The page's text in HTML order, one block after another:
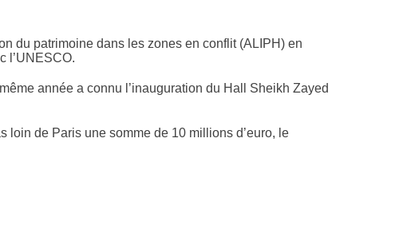
du patrimoine dans les zones en conflit (ALIPH) en
l’UNESCO.
année a connu l’inauguration du Hall Sheikh Zayed
de Paris une somme de 10 millions d’euro, le